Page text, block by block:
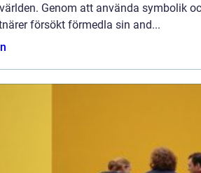
Genom att använda symbolik
försökt förmedla sin and...